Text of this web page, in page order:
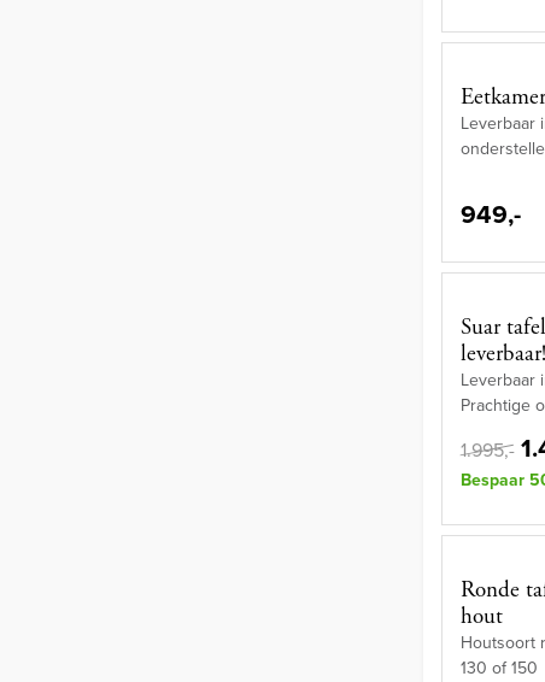
Leverbaar
949,-
Suar
leverbaar!
Leverbaar
Prachtige
1.995,-
Bespaar
Ronde
hout
Houtsoort
130 of 150